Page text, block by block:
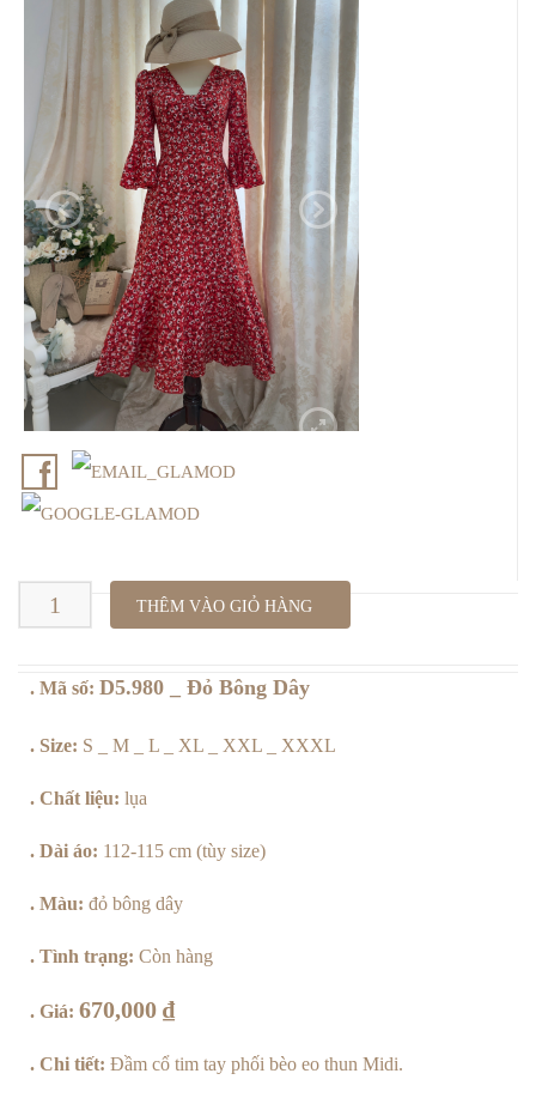
Chế độ bảo hành
Chuyển khoản
Cách giặt ủi
Đổi hàng
Thông số Size
GIỎ HÀNG
LIÊN HỆ
FACEBOOK
D5.980
Đỏ
Bông
THÊM VÀO GIỎ HÀNG
. Mã số: D5.980 _ Đỏ Bông Dây
. Size: S _ M _ L _ XL _ XXL _ XXXL
. Chất liệu: lụa
. Dài áo: 112-115 cm (tùy size)
. Màu: đỏ bông dây
. Tình trạng: Còn hàng
. Giá: 670,000 ₫
. Chi tiết: Đầm cổ tim tay phối bèo eo thun Midi.